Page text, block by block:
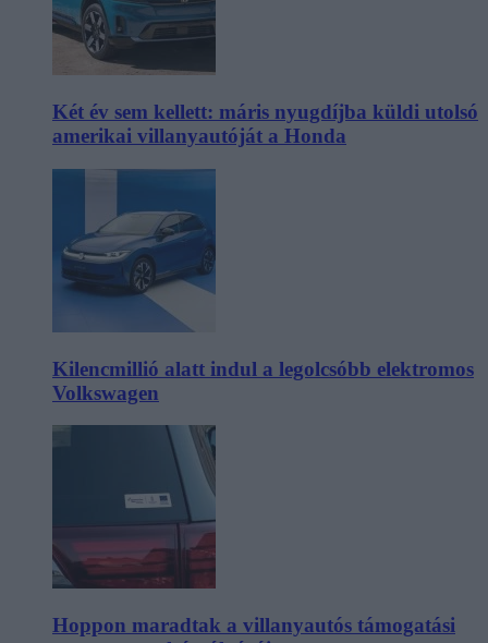
Két év sem kellett: máris nyugdíjba küldi utolsó
amerikai villanyautóját a Honda
Kilencmillió alatt indul a legolcsóbb elektromos
Volkswagen
Hoppon maradtak a villanyautós támogatási